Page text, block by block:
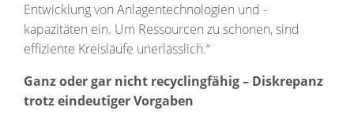
Entwicklung von Anlagentechnologien und -
kapazitäten ein. Um Ressourcen zu schonen, sind
effiziente Kreisläufe unerlässlich.“
Ganz oder gar nicht recyclingfähig – Diskrepanz
trotz eindeutiger Vorgaben